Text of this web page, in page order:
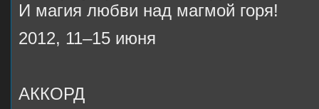
И магия любви над магмой горя!
2012, 11–15 июня
АККОРД